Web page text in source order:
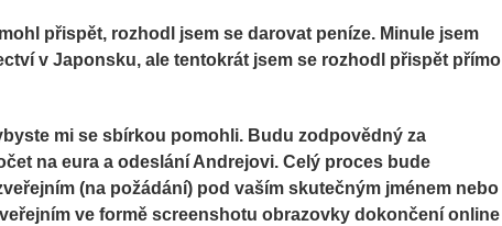
přispět, rozhodl jsem se darovat peníze. Minule jsem
v Japonsku, ale tentokrát jsem se rozhodl přispět přímo
mi se sbírkou pomohli. Budu zodpovědný za
na eura a odeslání Andrejovi. Celý proces bude
(na požádání) pod vaším skutečným jménem nebo
ve formě screenshotu obrazovky dokončení online